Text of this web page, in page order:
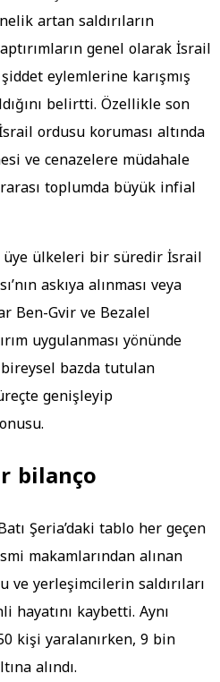
artan saldırıların
genel olarak İsrail
eylemlerine karışmış
belirtti. Özellikle son
ordusu koruması altında
ve cenazelere müdahale
toplumda büyük infial
ülkeleri bir süredir İsrail
askıya alınması veya
Ben-Gvir ve Bezalel
uygulanması yönünde
bazda tutulan
genişleyip
bilanço
Şeria’daki tablo her geçen
makamlarından alınan
yerleşimcilerin saldırıları
hayatını kaybetti. Aynı
kişi yaralanırken, 9 bin
alındı.